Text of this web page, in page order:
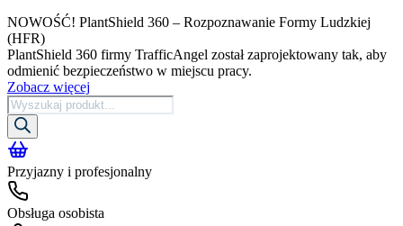
NOWOŚĆ! PlantShield 360 – Rozpoznawanie Formy Ludzkiej
(HFR)
PlantShield 360 firmy TrafficAngel został zaprojektowany tak, aby
odmienić bezpieczeństwo w miejscu pracy.
Zobacz więcej
Wyszukiwarka
produktów
Przyjazny i profesjonalny
Obsługa osobista